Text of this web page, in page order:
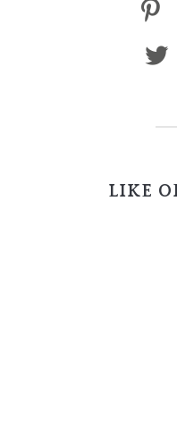
LIKE